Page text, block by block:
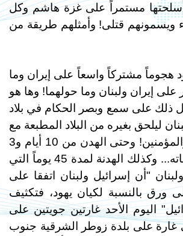
مستمراً على غزة هاشم وكل
ويسمونهم قتلى! وأمثلهم طريقة من
هجوماً مشتركاً واسعاً على إيران وما
منذ ثلاثة أشهر على إيران ولبنان وما حولهما! وها هو
ذلك على سمع وبصر الحكام في بلاد
ليلحق بغيره من البلاد المطبعة مع
اليهود، فالمفاوضات الخيانية تجري دون أن يستحيوا من الله ورسوله والمؤمنين! وحتى الهدن من 10 أيام و3
أسابيع.. التي زعموها في لبنان قد داسها كيان يهود بقدميه، وكثف هجماته... وكذلك الهدنة لمدة 45 يوماً التي
الجمعة 2026/5/15، بين كيان يهود ولبنان "أن إسرائيل ولبنان اتفقا على
من حبر على ورق بالنسبة لكيان يهود، فتكثيف
اليوم الأحد غارتين جويتين على
غارة على بلدة زوطر الشرقية جنوب